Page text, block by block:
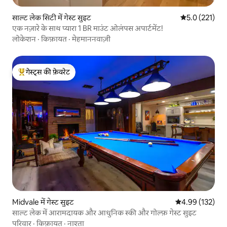
साल्ट लेक सिटी में गेस्ट सुइट औसत रेटिंग 5 में
5.0 (221)
एक नज़ारे के साथ प्यारा 1 BR माउंट ओलंपस अपार्टमेंट!
लोकेशन ·किफ़ायत ·मेहमाननवाज़ी
गेस्ट्स का टॉप फ़ेवरेट
गेस्ट्स की फ़ेवरेट
Midvale में गेस्ट सुइट औसत रेटिंग 5 में से
4.99 (132)
साल्ट लेक में आरामदायक और आधुनिक स्की और गोल्फ़ गेस्ट सुइट
परिवार ·किफ़ायत ·नाश्ता